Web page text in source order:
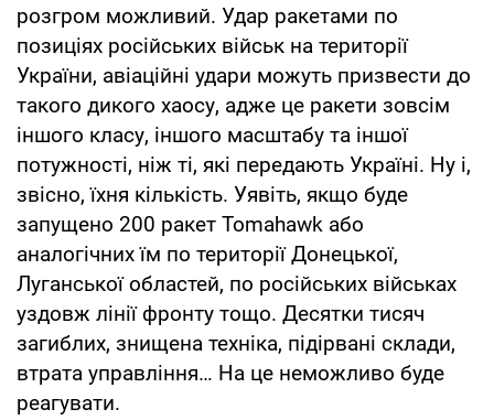
розгром можливий. Удар ракетами по
позиціях російських військ на території
України, авіаційні удари можуть призвести до
такого дикого хаосу, адже це ракети зовсім
іншого класу, іншого масштабу та іншої
потужності, ніж ті, які передають Україні. Ну і,
звісно, їхня кількість. Уявіть, якщо буде
запущено 200 ракет Tomahawk або
аналогічних їм по території Донецької,
Луганської областей, по російських військах
уздовж лінії фронту тощо. Десятки тисяч
загиблих, знищена техніка, підірвані склади,
втрата управління… На це неможливо буде
реагувати.